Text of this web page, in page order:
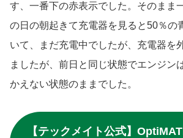
す、一番下の赤表示でした。そのまま
の日の朝起きて充電器を見ると50％の
いて、まだ充電中でしたが、充電器を
ましたが、前日と同じ状態でエンジン
かえない状態のままでした。
【テックメイト公式】